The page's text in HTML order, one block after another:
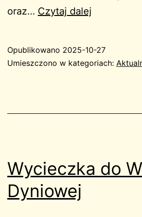
oraz… Czytaj dalej
Opublikowano 2025-10-27
Umieszczono w kategoriach:
Wycieczka do
Dyniowej